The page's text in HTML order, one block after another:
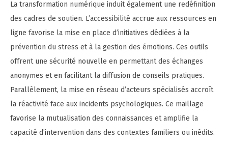
La transformation numérique induit également une redéfinition
des cadres de soutien. L’accessibilité accrue aux ressources en
ligne favorise la mise en place d’initiatives dédiées à la
prévention du stress et à la gestion des émotions. Ces outils
offrent une sécurité nouvelle en permettant des échanges
anonymes et en facilitant la diffusion de conseils pratiques.
Parallèlement, la mise en réseau d’acteurs spécialisés accroît
la réactivité face aux incidents psychologiques. Ce maillage
favorise la mutualisation des connaissances et amplifie la
capacité d’intervention dans des contextes familiers ou inédits.